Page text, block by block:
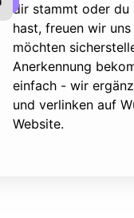
dir stammt oder du
hast, freuen wir
möchten
Anerkennung
einfach - wir
und verlinken auf
Website.